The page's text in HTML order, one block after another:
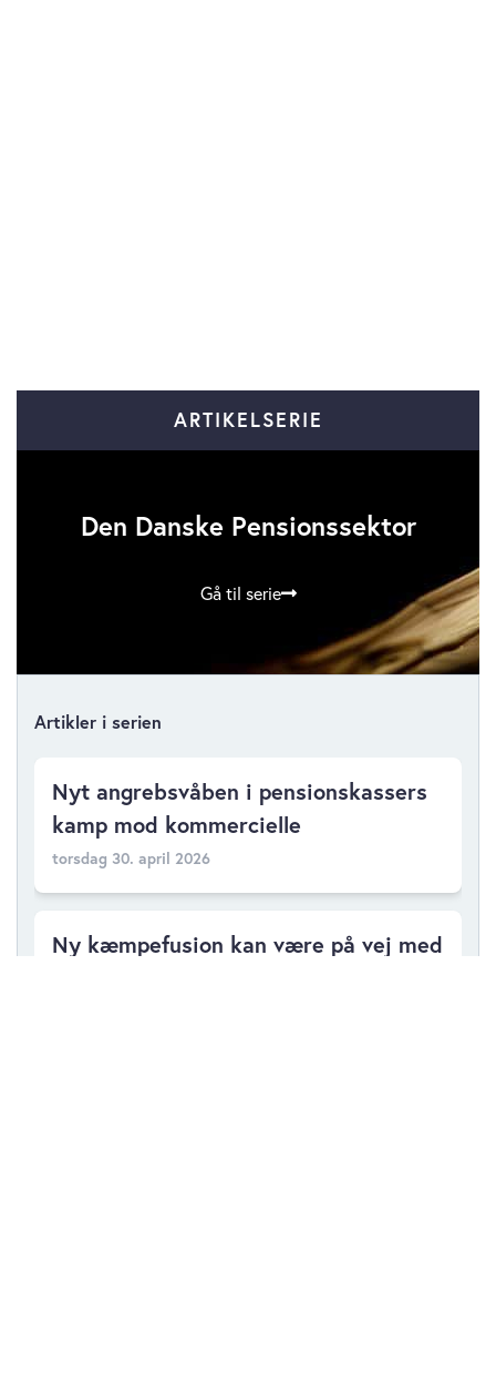
ARTIKELSERIE
Den Danske Pensionssektor
Gå til serie
Artikler i serien
Nyt angrebsvåben i pensionskassers
kamp mod kommercielle
torsdag 30. april 2026
Ny kæmpefusion kan være på vej med